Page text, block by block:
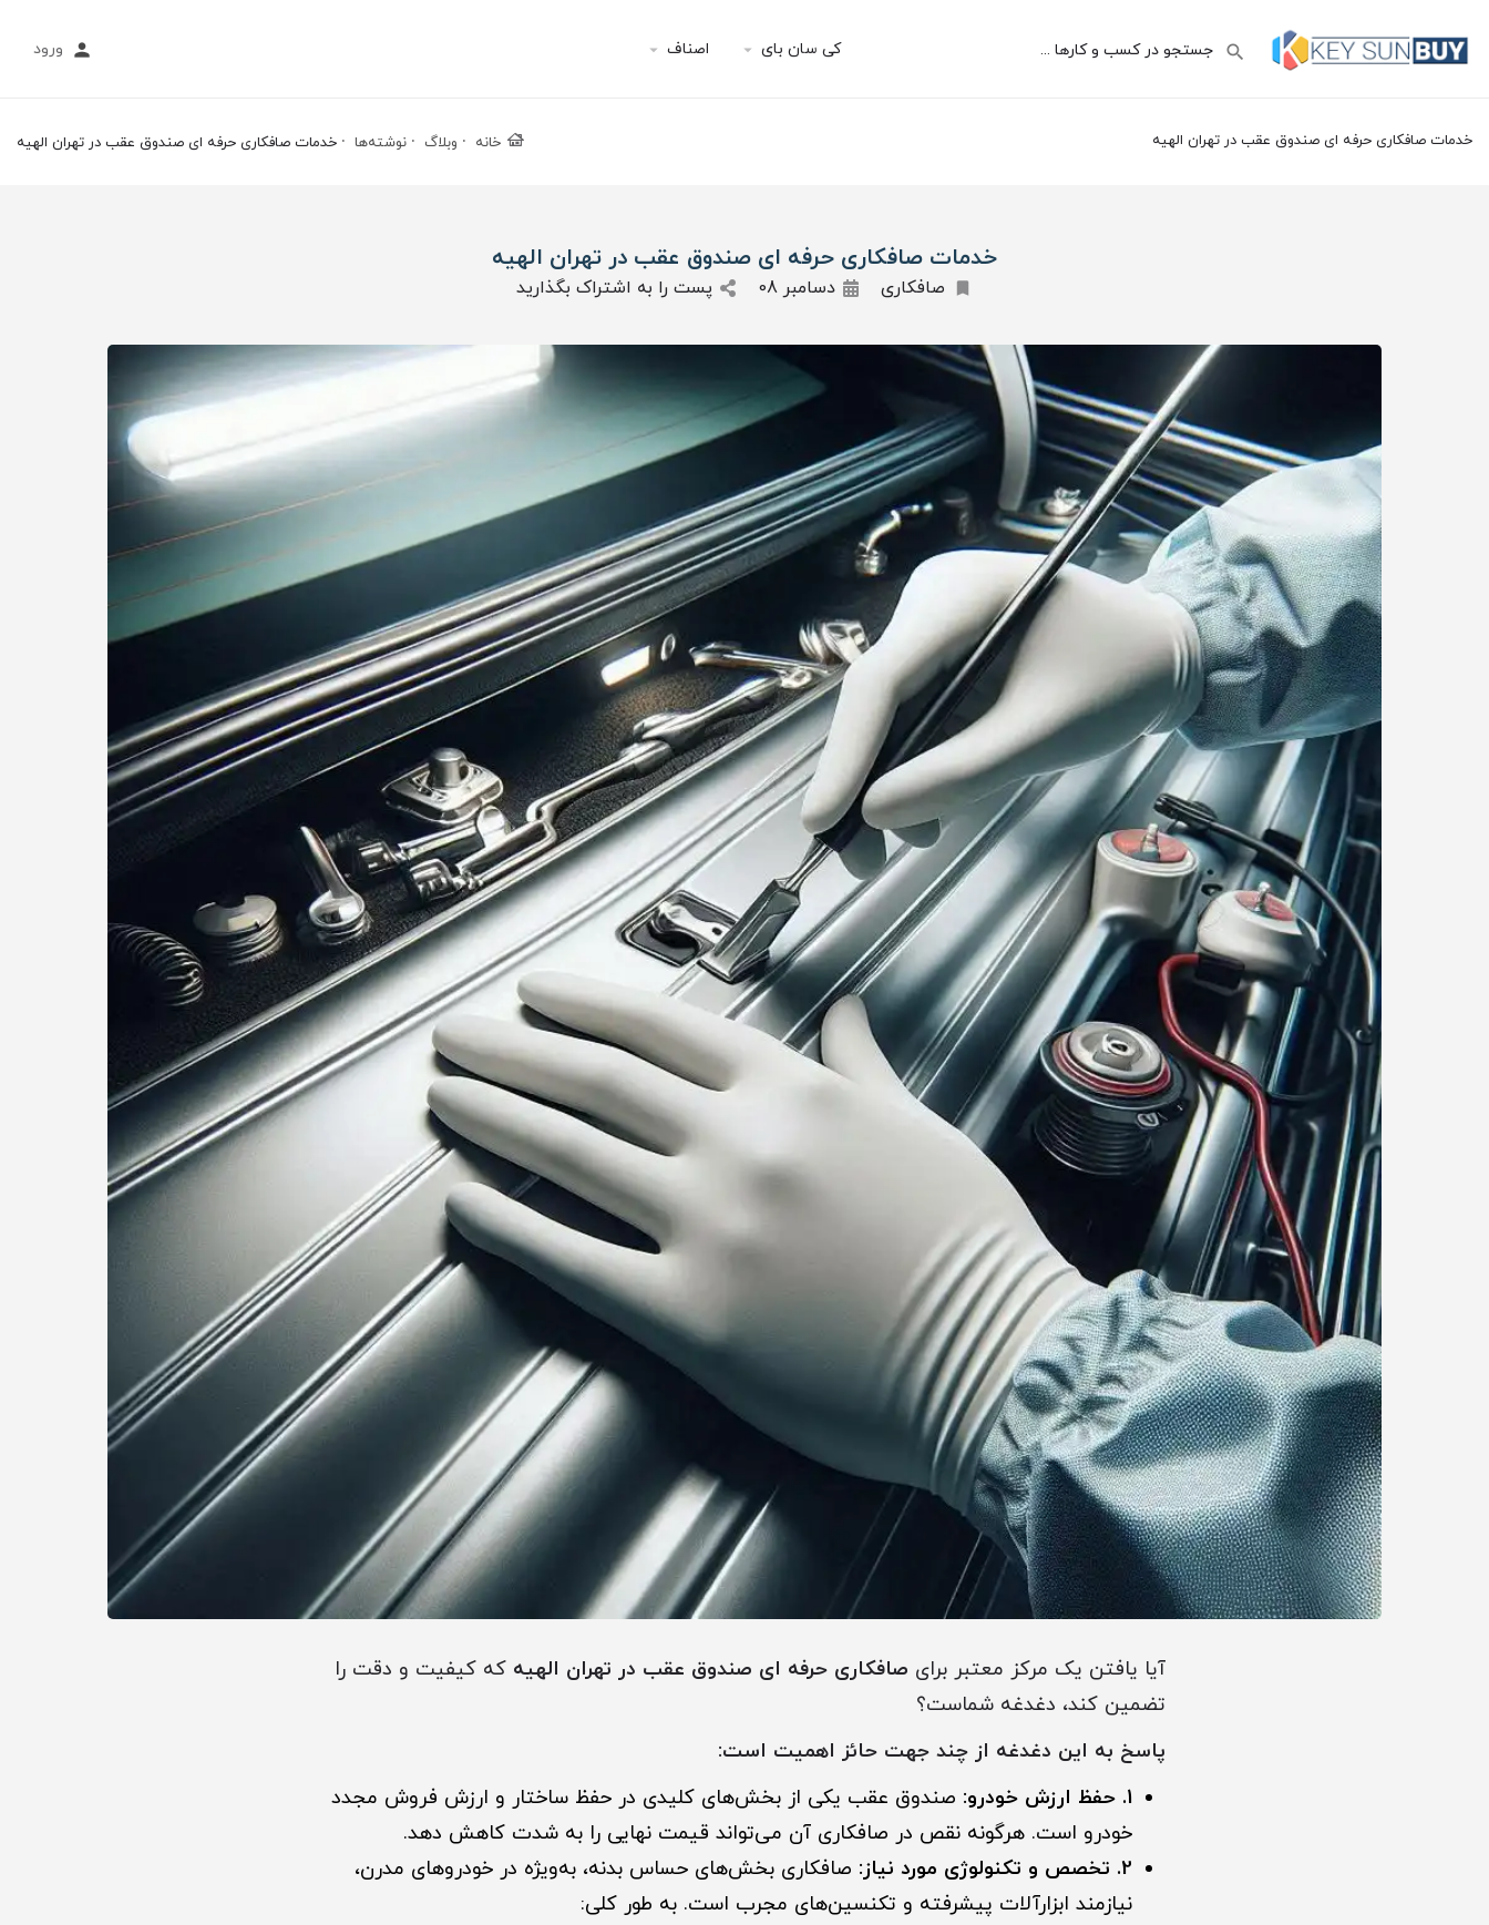
کی سان بای اصناف ورود
خدمات صافکاری حرفه ای صندوق عقب در تهران الهیه خانه وبلاگ نوشته‌ها خدمات صافکاری حرفه ای صندوق عقب در تهران الهیه
خدمات صافکاری حرفه ای صندوق عقب در تهران الهیه
صافکاری دسامبر 08 پست را به اشتراک بگذارید
آیا یافتن یک مرکز معتبر برای صافکاری حرفه ای صندوق عقب در تهران الهیه که کیفیت و دقت را
تضمین کند، دغدغه شماست؟
پاسخ به این دغدغه از چند جهت حائز اهمیت است:
1. حفظ ارزش خودرو:
صندوق عقب یکی از بخش‌های کلیدی در حفظ ساختار و ارزش فروش مجدد
خودرو است. هرگونه نقص در صافکاری آن می‌تواند قیمت نهایی را به شدت کاهش دهد.
2. تخصص و تکنولوژی مورد نیاز:
صافکاری بخش‌های حساس بدنه، به‌ویژه در خودروهای مدرن،
نیازمند ابزارآلات پیشرفته و تکنسین‌های مجرب است. به طور کلی: